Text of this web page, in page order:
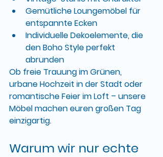
Gemütliche Loungemöbel für
entspannte Ecken
Individuelle Dekoelemente, die
den Boho Style perfekt
abrunden
Ob freie Trauung im Grünen,
urbane Hochzeit in der Stadt oder
romantische Feier im Loft – unsere
Möbel machen euren großen Tag
einzigartig.
Warum wir nur echte